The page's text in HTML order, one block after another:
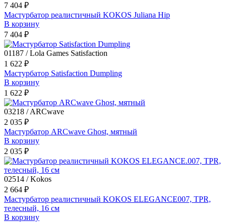
7 404 ₽
Мастурбатор реалистичный KOKOS Juliana Hip
В корзину
7 404 ₽
01187 / Lola Games Satisfaction
1 622 ₽
Мастурбатор Satisfaction Dumpling
В корзину
1 622 ₽
03218 / ARCwave
2 035 ₽
Мастурбатор ARCwave Ghost, мятный
В корзину
2 035 ₽
02514 / Kokos
2 664 ₽
Мастурбатор реалистичный KOKOS ELEGANCE007, TPR,
телесный, 16 см
В корзину